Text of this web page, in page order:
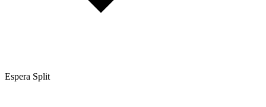
Espera Split